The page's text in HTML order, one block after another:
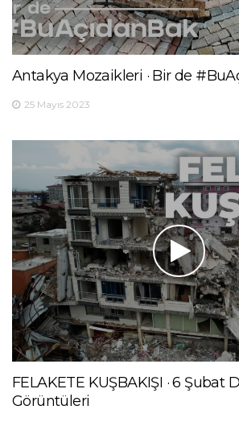
Antakya Mozaikleri · Bir de
25 Mayıs 2023
FELAKETE KUŞBAKIŞI · 6 Şubat
Görüntüleri